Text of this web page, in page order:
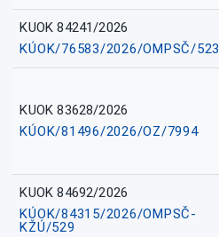
KUOK 84241/2026
KÚOK/76583/2026/OMPSČ/523
KUOK 83628/2026
KÚOK/81496/2026/OZ/7994
KUOK 84692/2026
KÚOK/84315/2026/OMPSČ-
KŽÚ/529